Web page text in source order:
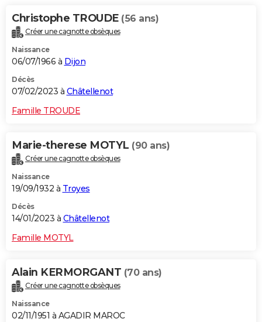
Alimentation
Guide de la santé
Maladies
Médicaments
Sommeil
VOYAGE
Destinations
City break
Voyage nature
Voyage de noces
Forum
Climat
+PHOTO
GUIDES D'ACHAT
Carte de Noël
Carte Bonne année
Carte Saint-Valentin
Carte Pâques
Carte d'anniversaire
DICTIONNAIRE
Dictionnaire
Biographies
Citations
Expressions
Proverbes
PROGRAMME TV
S'inscrire
Se connecter
Lycées
Collèges
Primaires
Universités
Entreprises
Service militaire
Avis de recherche
AVIS DE DÉCÈS
FORUM
Bricolage
Lifestyle
Culture
Sport
Auto
Television
Voyage
Cinema
Christophe TROUDE (56 ans)
Créer une cagnotte obsèques
Naissance
06/07/1966 à Dijon
Décès
07/02/2023 à Châtellenot
Famille TROUDE
Marie-therese MOTYL (90 ans)
Créer une cagnotte obsèques
Naissance
19/09/1932 à Troyes
Décès
14/01/2023 à Châtellenot
Famille MOTYL
Alain KERMORGANT (70 ans)
Créer une cagnotte obsèques
Naissance
02/11/1951 à AGADIR MAROC